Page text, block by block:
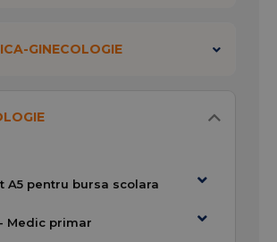
GINECOLOGIE
A5 pentru bursa scolara
Medic primar